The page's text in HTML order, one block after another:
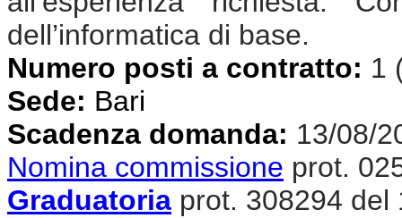
dell’informatica di base.
Numero posti a contratto: 1
Sede: Bari
Scadenza domanda: 13/08/
Nomina commissione prot.
Graduatoria prot. 308294 del